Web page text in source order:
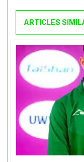
ARTICLES